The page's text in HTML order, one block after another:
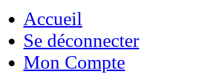
Accueil
Se déconnecter
Mon Compte